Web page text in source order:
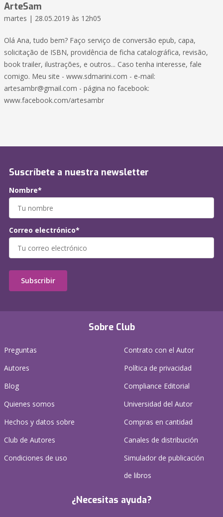
ArteSam
martes | 28.05.2019 às 12h05
Olá Ana, tudo bem? Faço serviço de conversão epub, capa,
solicitação de ISBN, providência de ficha catalográfica, revisão,
book trailer, ilustrações, e outros... Caso tenha interesse, fale
comigo. Meu site - www.sdmarini.com - e-mail:
artesambr@gmail.com - página no facebook:
www.facebook.com/artesambr
Sobre Club
Preguntas
Autores
Blog
Quienes somos
Hechos y datos sobre
Club de Autores
Condiciones de uso
Contrato con el Autor
Política de privacidad
Compliance Editorial
Universidad del Autor
Compras en cantidad
Canales de distribución
Simulador de publicación
de libros
¿Necesitas ayuda?
Suscríbete a nuestra newsletter
Nombre*
Correo electrónico*
Subscribir